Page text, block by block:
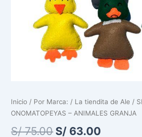
Inicio / Por Marca: / La tiendita de Ale /
ONOMATOPEYAS – ANIMALES GRANJA
S/75.00 S/ 63.00